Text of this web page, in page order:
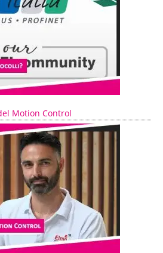
Motion Control